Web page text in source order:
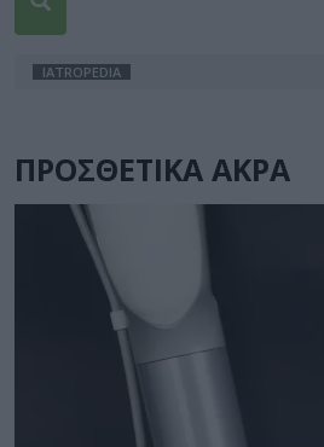
IATROPEDIA
ΠΡΟΣΘΕΤΙΚΑ ΑΚΡΑ